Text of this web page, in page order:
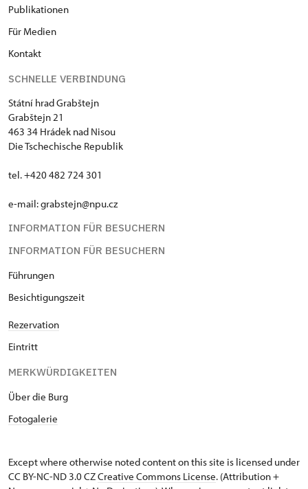
Publikationen
Für Medien
Kontakt
SCHNELLE VERBINDUNG
Státní hrad Grabštejn
Grabštejn 21
463 34 Hrádek nad Nisou
Die Tschechische Republik
tel. +420 482 724 301
e-mail: grabstejn@npu.cz
INFORMATION FÜR BESUCHERN
INFORMATION FÜR BESUCHERN
Führungen
Besichtigungszeit
Rezervation
Eintritt
MERKWÜRDIGKEITEN
Über die Burg
Fotogalerie
Except where otherwise noted content on this site is licensed under
CC BY-NC-ND 3.0 CZCreative Commons License. (Attribution +